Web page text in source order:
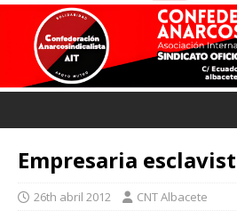
Empresaria
26th abril 2012 CNT Albacete